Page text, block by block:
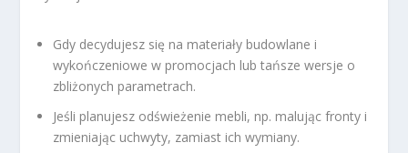
Gdy decydujesz się na materiały budowlane i
wykończeniowe w promocjach lub tańsze wersje o
zbliżonych parametrach.
Jeśli planujesz odświeżenie mebli, np. malując fronty i
zmieniając uchwyty, zamiast ich wymiany.